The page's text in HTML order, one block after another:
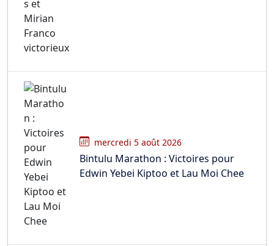
mercredi 5 août 2026
Bintulu Marathon : Victoires pour
Edwin Yebei Kiptoo et Lau Moi Chee